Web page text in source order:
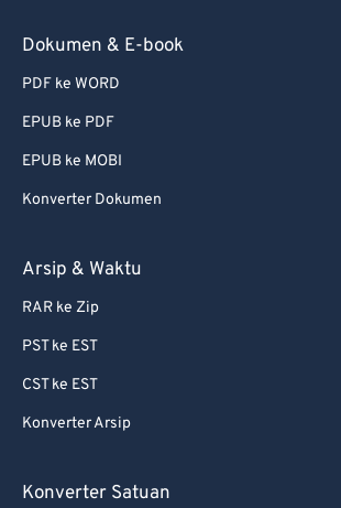
Dokumen & E-book
PDF ke WORD
EPUB ke PDF
EPUB ke MOBI
Konverter Dokumen
Arsip & Waktu
RAR ke Zip
PST ke EST
CST ke EST
Konverter Arsip
Konverter Satuan